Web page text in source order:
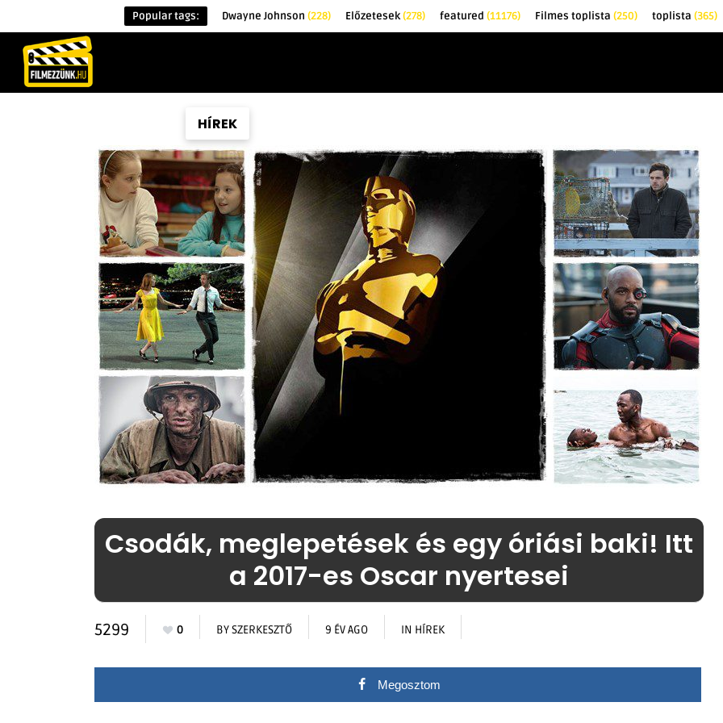
Popular tags: Dwayne Johnson (228) Előzetesek(278) featured (11176) Filmes toplista (250) toplista (365)
HÍREK
Csodák, meglepetések és egy óriási baki! Itt
a 2017-es Oscar nyertesei
5299 0 BYSZERKESZTŐ 9 ÉV AGO IN HÍREK
Megosztom